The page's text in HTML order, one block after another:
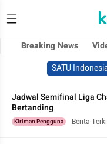
Breaking News
SATU
Jadwal Semifinal Liga
Bertanding
Kiriman Pengguna Berita